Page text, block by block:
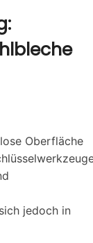
Oberfläche
jedoch in